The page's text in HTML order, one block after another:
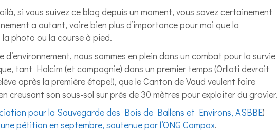
si vous suivez ce blog depuis un moment, vous savez certainement
a autant, voire bien plus d’importance pour moi que la
photo ou la course à pied.
d’environnement, nous sommes en plein dans un combat pour la survie
tant Holcim (et compagnie) dans un premier temps (Orllati devrait
après la première étape!), que le Canton de Vaud veulent faire
creusant son sous-sol sur près de 30 mètres pour exploiter du gravier.
pour la Sauvegarde des Bois de Ballens et Environs, ASBBE)
une pétition en septembre, soutenue par l’ONG Campax.